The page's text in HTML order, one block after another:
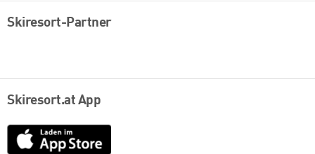
Skiresort-Partner
Skiresort.at App
App
Store